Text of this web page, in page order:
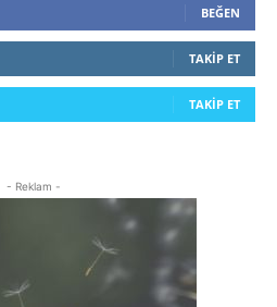
BEĞEN
TAKIP ET
TAKIP ET
- Reklam -